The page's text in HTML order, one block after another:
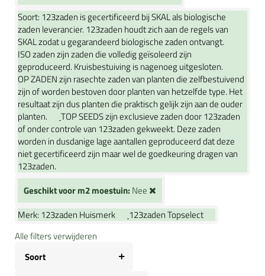
Soort: 123zaden is gecertificeerd bij SKAL als biologische
zaden leverancier. 123zaden houdt zich aan de regels van
SKAL zodat u gegarandeerd biologische zaden ontvangt.
ISO zaden zijn zaden die volledig geïsoleerd zijn
geproduceerd. Kruisbestuiving is nagenoeg uitgesloten.
OP ZADEN zijn rasechte zaden van planten die zelfbestuivend
zijn of worden bestoven door planten van hetzelfde type. Het
resultaat zijn dus planten die praktisch gelijk zijn aan de ouder
planten.
TOP SEEDS zijn exclusieve zaden door 123zaden
of onder controle van 123zaden gekweekt. Deze zaden
worden in dusdanige lage aantallen geproduceerd dat deze
niet gecertificeerd zijn maar wel de goedkeuring dragen van
123zaden.
Geschikt voor m2 moestuin: Nee
Merk: 123zaden Huismerk
123zaden Topselect
Alle filters verwijderen
Soort